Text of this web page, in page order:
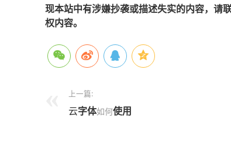
现本站中有涉嫌抄袭或描述失实的内容，请
权内容。
上一篇:
云字体如何使用